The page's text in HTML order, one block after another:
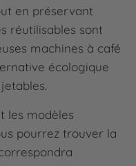
en préservant
réutilisables sont
machines à café
écologique
les modèles
pourrez trouver la